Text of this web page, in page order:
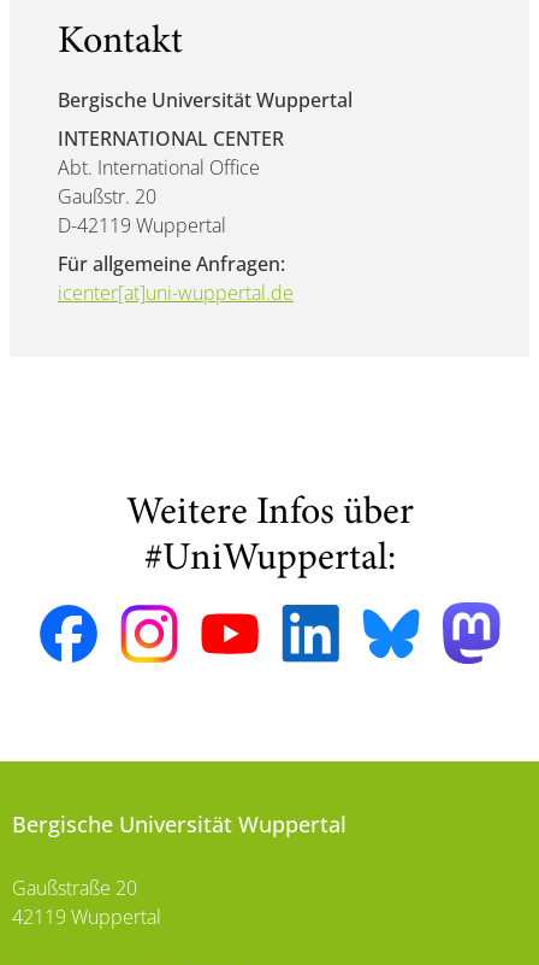
Kontakt
Bergische Universität Wuppertal
INTERNATIONAL CENTER
Abt. International Office
Gaußstr. 20
D-42119 Wuppertal
Für allgemeine Anfragen:
icenter[at]uni-wuppertal.de
Weitere Infos über
#UniWuppertal:
Bergische Universität Wuppertal
Gaußstraße 20
42119 Wuppertal